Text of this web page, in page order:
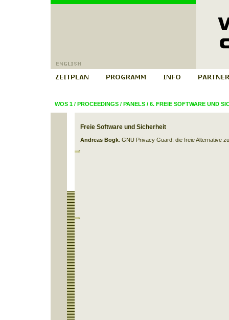
WOS 1 / PROCEEDINGS / PANELS / 6. FREIE SOFTWARE UND
Freie Software und Sicherheit
Andreas Bogk: GNU Privacy Guard: die freie Alternative